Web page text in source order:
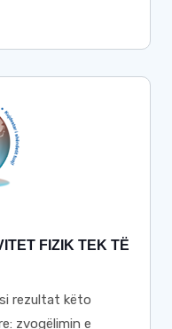
FIZIK TEK TË
rezultat këto
zvogëlimin e